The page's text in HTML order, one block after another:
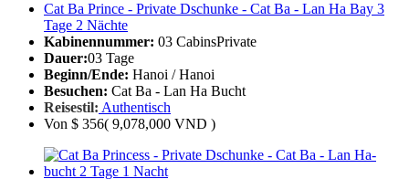
Cat Ba Prince - Private Dschunke - Cat Ba - Lan Ha Bay 3
Tage 2 Nächte
Kabinennummer: 03 CabinsPrivate
Dauer:03 Tage
Beginn/Ende: Hanoi / Hanoi
Besuchen: Cat Ba - Lan Ha Bucht
Reisestil: Authentisch
Von $ 356( 9,078,000 VND )